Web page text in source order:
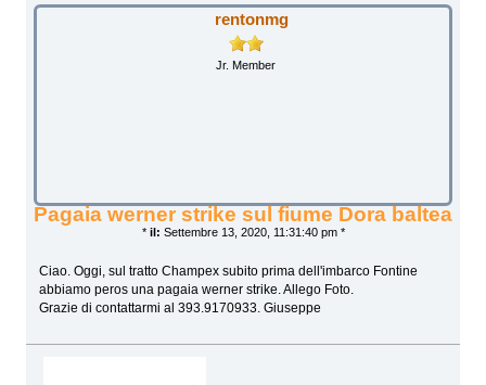
rentonmg
Jr. Member
Pagaia werner strike sul fiume Dora baltea
* il: Settembre 13, 2020, 11:31:40 pm *
Ciao. Oggi, sul tratto Champex subito prima dell'imbarco Fontine
abbiamo peros una pagaia werner strike. Allego Foto.
Grazie di contattarmi al 393.9170933. Giuseppe